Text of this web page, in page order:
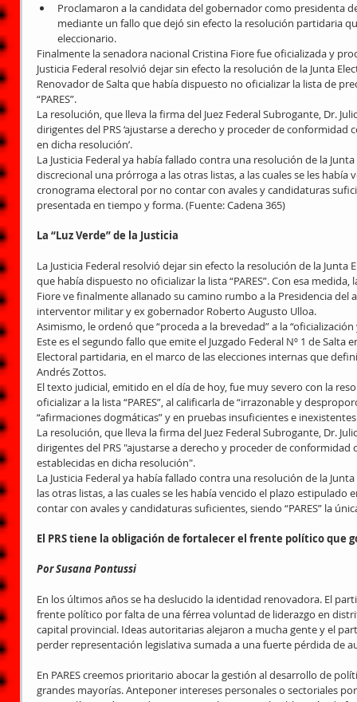
Proclamaron a la candidata del gobernador como presidenta
mediante un fallo que dejó sin efecto la resolución partidaria
eleccionario.
Finalmente la senadora nacional Cristina Fiore fue oficializada y
Justicia Federal resolvió dejar sin efecto la resolución de la Junta
Renovador de Salta que había dispuesto no oficializar la lista de
“PARES”.
La resolución, que lleva la firma del Juez Federal Subrogante, Dr.
dirigentes del PRS ‘ajustarse a derecho y proceder de
en dicha resolución’.
La Justicia Federal ya había fallado contra una resolución de la
discrecional una prórroga a las otras listas, a las cuales se les
cronograma electoral por no contar con avales y candidaturas
presentada en tiempo y forma. (Fuente: Cadena 365)
La “Luz Verde” de la Justicia
La Justicia Federal resolvió dejar sin efecto la resolución de la Junta
que había dispuesto no oficializar la lista “PARES”. Con esa
Fiore ve finalmente allanado su camino rumbo a la Presidencia
interventor militar y ex gobernador Roberto Augusto Ulloa.
Asimismo, le ordenó que “proceda a la brevedad” a la
Este es el segundo fallo que emite el Juzgado Federal Nº 1 de
Electoral partidaria, en el marco de las elecciones internas que
Andrés Zottos.
El texto judicial, emitido en el día de hoy, fue muy severo con la
oficializar a la lista “PARES”, al calificarla de “irrazonable y
“afirmaciones dogmáticas” y en pruebas insuficientes e
La resolución, que lleva la firma del Juez Federal Subrogante, Dr.
dirigentes del PRS "ajustarse a derecho y proceder de
establecidas en dicha resolución".
La Justicia Federal ya había fallado contra una resolución de la
las otras listas, a las cuales se les había vencido el plazo
contar con avales y candidaturas suficientes, siendo “PARES” la
El PRS tiene la obligación de fortalecer el frente político que
Por Susana Pontussi
En los últimos años se ha deslucido la identidad renovadora. El
frente político por falta de una férrea voluntad de liderazgo en
capital provincial. Ideas autoritarias alejaron a mucha gente y el
perder representación legislativa sumada a una fuerte pérdida de
En PARES creemos prioritario abocar la gestión al desarrollo de
grandes mayorías. Anteponer intereses personales o sectoriales